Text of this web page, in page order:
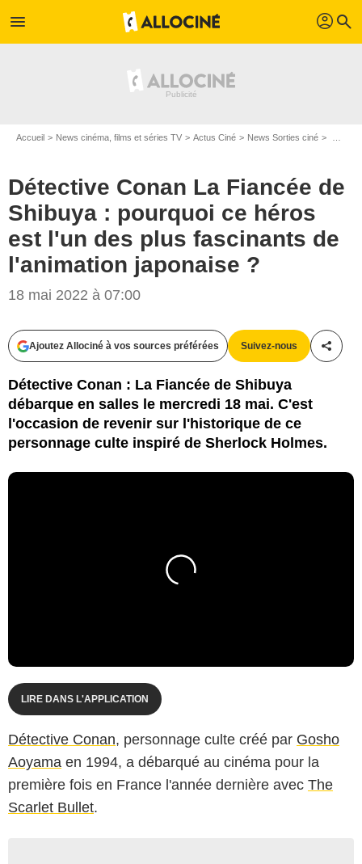
menu profil search
Accueil News cinéma, films et séries TV Actus Ciné News Sorties ciné
Détective Conan La Fiancée de
Shibuya : pourquoi ce héros
est l'un des plus fascinants de
l'animation japonaise ?
18 mai 2022 à 07:00
Ajoutez Allociné à vos sources préférées Suivez-nous
Détective Conan : La Fiancée de Shibuya
débarque en salles le mercredi 18 mai. C'est
l'occasion de revenir sur l'historique de ce
personnage culte inspiré de Sherlock Holmes.
LIRE DANS L'APPLICATION
Détective Conan, personnage culte créé par Gosho
Aoyama en 1994, a débarqué au cinéma pour la
première fois en France l'année dernière avec The
Scarlet Bullet.